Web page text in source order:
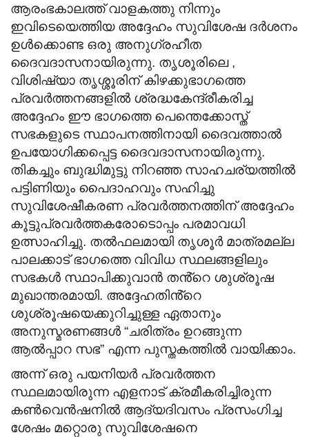
ആരംഭകാലത്ത് വാളകത്തു നിന്നും
ഇവിടെയെത്തിയ അദ്ദേഹം സുവിശേഷ ദർശനം
ഉൾക്കൊണ്ട ഒരു അനുഗ്രഹീത
ദൈവദാസനായിരുന്നു. തൃശൂരിലെ ,
വിശിഷ്യാ തൃശ്ശൂരിന് കിഴക്കുഭാഗത്തെ
പ്രവർത്തനങ്ങളിൽ ശ്രദ്ധകേന്ദ്രീകരിച്ച
അദ്ദേഹം ഈ ഭാഗത്തെ പെന്തെക്കോസ്ത്
സഭകളുടെ സ്ഥാപനത്തിനായി ദൈവത്താൽ
ഉപയോഗിക്കപ്പെട്ട ദൈവദാസനായിരുന്നു.
തികച്ചും ബുദ്ധിമുട്ടു നിറഞ്ഞ സാഹചര്യത്തിൽ
പട്ടിണിയും പൈദാഹവും സഹിച്ചു
സുവിശേഷീകരണ പ്രവർത്തനത്തിന് അദ്ദേഹം
കൂട്ടുപ്രവർത്തകരോടൊപ്പം പരമാവധി
ഉത്സാഹിച്ചു. തൽഫലമായി തൃശൂർ മാത്രമല്ല
പാലക്കാട് ഭാഗത്തെ വിവിധ സ്ഥലങ്ങളിലും
സഭകൾ സ്ഥാപിക്കുവാൻ തൻ്റെ ശുശ്രൂഷ
മുഖാന്തരമായി. അദ്ദേഹതിൻ്റെ
ശുശ്രൂഷയെക്കുറിച്ചുള്ള ഏതാനും
അനുസ്മരണങ്ങൾ “ചരിത്രം ഉറങ്ങുന്ന
ആൽപ്പാറ സഭ” എന്ന പുസ്തകത്തിൽ വായിക്കാം.
അന്ന് ഒരു പയനിയർ പ്രവർത്തന
സ്ഥലമായിരുന്ന എളനാട് ക്രമീകരിച്ചിരുന്ന
കൺവെൻഷനിൽ ആദ്യദിവസം പ്രസംഗിച്ച
ശേഷം മറ്റൊരു സുവിശേഷനെ